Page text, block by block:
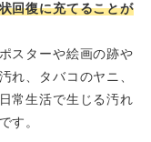
回復に充てることが
スターや絵画の跡や
れ、タバコのヤニ、
常生活で生じる汚れ
す。